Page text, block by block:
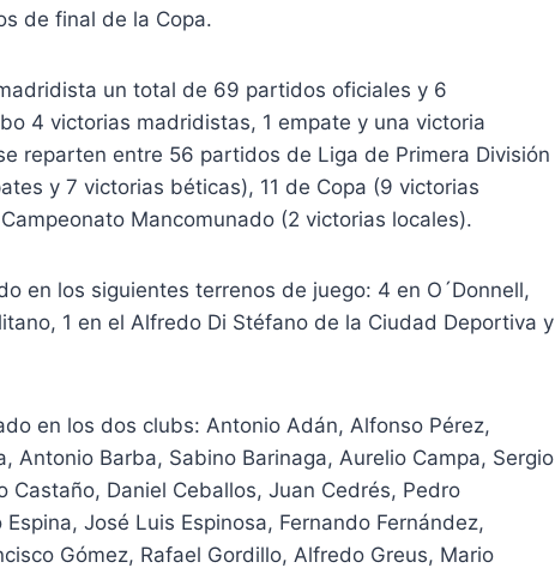
de final de la Copa.
un total de 69 partidos oficiales y 6
4 victorias madridistas, 1 empate y una victoria
reparten entre 56 partidos de Liga de Primera División
y 7 victorias béticas), 11 de Copa (9 victorias
Mancomunado (2 victorias locales).
en los siguientes terrenos de juego: 4 en O´Donnell,
1 en el Alfredo Di Stéfano de la Ciudad Deportiva y
en los dos clubs: Antonio Adán, Alfonso Pérez,
Antonio Barba, Sabino Barinaga, Aurelio Campa, Sergio
Castaño, Daniel Ceballos, Juan Cedrés, Pedro
José Luis Espinosa, Fernando Fernández,
Gómez, Rafael Gordillo, Alfredo Greus, Mario